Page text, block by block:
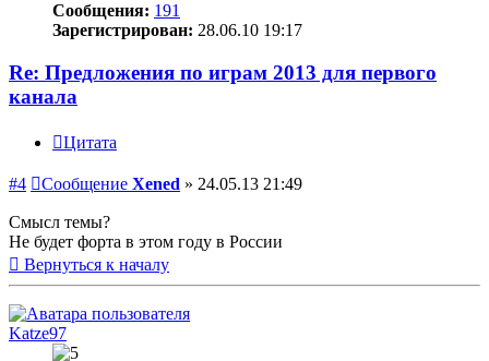
Сообщения: 191
Зарегистрирован: 28.06.10 19:17
Re: Предложения по играм 2013 для первого
канала
Цитата
#4 Сообщение Xened » 24.05.13 21:49
Смысл темы?
Не будет форта в этом году в России
Вернуться к началу
Katze97